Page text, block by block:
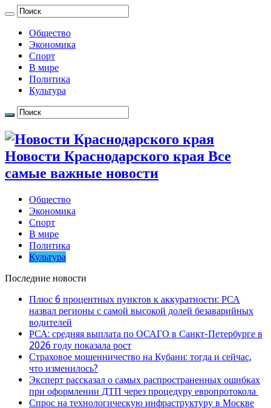
Общество
Экономика
Спорт
В мире
Политика
Культура
Новости Краснодарского края Все
самые важные новости
Общество
Экономика
Спорт
В мире
Политика
Культура
Последние новости
Плюс 6 процентных пунктов к аккуратности: РСА
назвал регионы с самой высокой долей безаварийных
водителей
РСА: средняя выплата по ОСАГО в Санкт-Петербурге в
2026 году показала рост
Страховое мошенничество на Кубани: тогда и сейчас,
что изменилось?
Эксперт рассказал о самых распространенных ошибках
при оформлении ДТП через процедуру европротокола
Спрос на технологическую инфраструктуру в Москве